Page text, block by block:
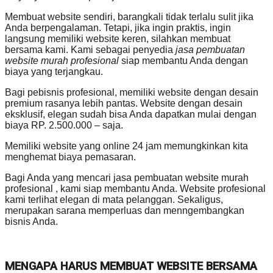
Membuat website sendiri, barangkali tidak terlalu sulit jika
Anda berpengalaman. Tetapi, jika ingin praktis, ingin
langsung memiliki website keren, silahkan membuat
bersama kami. Kami sebagai penyedia jasa pembuatan
website murah profesional siap membantu Anda dengan
biaya yang terjangkau.
Bagi pebisnis profesional, memiliki website dengan desain
premium rasanya lebih pantas. Website dengan desain
eksklusif, elegan sudah bisa Anda dapatkan mulai dengan
biaya RP. 2.500.000 – saja.
Memiliki website yang online 24 jam memungkinkan kita
menghemat biaya pemasaran.
Bagi Anda yang mencari jasa pembuatan website murah
profesional , kami siap membantu Anda. Website profesional
kami terlihat elegan di mata pelanggan. Sekaligus,
merupakan sarana memperluas dan menngembangkan
bisnis Anda.
MENGAPA HARUS MEMBUAT WEBSITE BERSAMA